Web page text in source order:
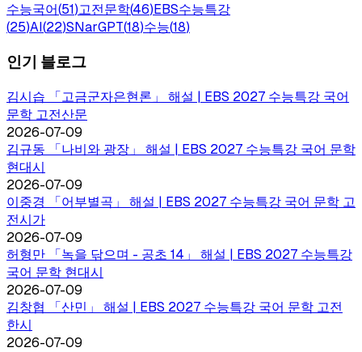
수능국어(51)고전문학(46)EBS수능특강
(25)AI(22)SNarGPT(18)수능(18)
인기 블로그
김시습 「고금군자은현론」 해설 | EBS 2027 수능특강 국어
문학 고전산문
2026-07-09
김규동 「나비와 광장」 해설 | EBS 2027 수능특강 국어 문학
현대시
2026-07-09
이중경 「어부별곡」 해설 | EBS 2027 수능특강 국어 문학 고
전시가
2026-07-09
허형만 「녹을 닦으며 - 공초 14」 해설 | EBS 2027 수능특강
국어 문학 현대시
2026-07-09
김창협 「산민」 해설 | EBS 2027 수능특강 국어 문학 고전
한시
2026-07-09